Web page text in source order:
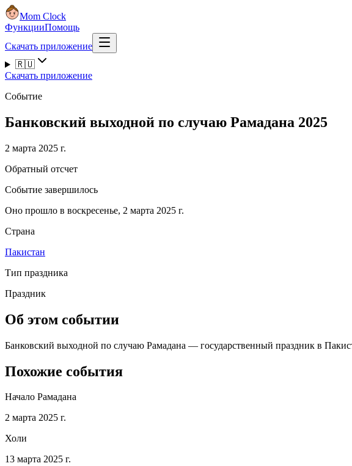
Mom Clock
ФункцииПомощь
Скачать приложение
🇷🇺
Скачать приложение
Событие
Банковский выходной по случаю Рамадана 2025
2 марта 2025 г.
Обратный отсчет
Событие завершилось
Оно прошло в воскресенье, 2 марта 2025 г.
Страна
Пакистан
Тип праздника
Праздник
Об этом событии
Банковский выходной по случаю Рамадана — государственный праздник в
Похожие события
Начало Рамадана
2 марта 2025 г.
Холи
13 марта 2025 г.